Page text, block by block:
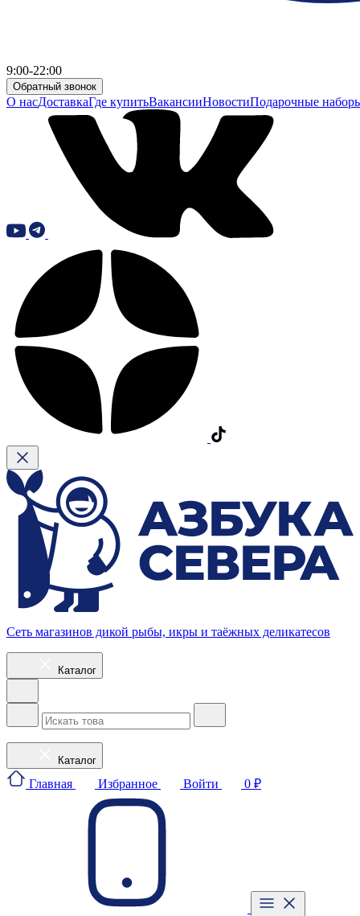
9:00-22:00
Обратный звонок
О насДоставкаГде купитьВакансииНовостиПодарочные
Сеть магазинов дикой рыбы, икры и таёжных деликатесов
Каталог
Каталог
Главная Избранное Войти 0 ₽